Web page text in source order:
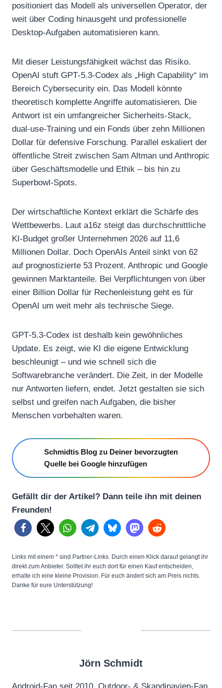
positioniert das Modell als universellen Operator, der
weit über Coding hinausgeht und professionelle
Desktop‑Aufgaben automatisieren kann.
Mit dieser Leistungsfähigkeit wächst das Risiko.
OpenAI stuft GPT‑5.3‑Codex als „High Capability“ im
Bereich Cybersecurity ein. Das Modell könnte
theoretisch komplette Angriffe automatisieren. Die
Antwort ist ein umfangreicher Sicherheits‑Stack,
dual‑use‑Training und ein Fonds über zehn Millionen
Dollar für defensive Forschung. Parallel eskaliert der
öffentliche Streit zwischen Sam Altman und Anthropic
über Geschäftsmodelle und Ethik – bis hin zu
Superbowl‑Spots.
Der wirtschaftliche Kontext erklärt die Schärfe des
Wettbewerbs. Laut a16z steigt das durchschnittliche
KI‑Budget großer Unternehmen 2026 auf 11,6
Millionen Dollar. Doch OpenAIs Anteil sinkt von 62
auf prognostizierte 53 Prozent. Anthropic und Google
gewinnen Marktanteile. Bei Verpflichtungen von über
einer Billion Dollar für Rechenleistung geht es für
OpenAI um weit mehr als technische Siege.
GPT‑5.3‑Codex ist deshalb kein gewöhnliches
Update. Es zeigt, wie KI die eigene Entwicklung
beschleunigt – und wie schnell sich die
Softwarebranche verändert. Die Zeit, in der Modelle
nur Antworten liefern, endet. Jetzt gestalten sie sich
selbst und greifen nach Aufgaben, die bisher
Menschen vorbehalten waren.
Schmidtis Blog zu Deiner bevorzugten
Quelle bei Google hinzufügen
Gefällt dir der Artikel? Dann teile ihn mit deinen
Freunden!
Links mit einem * sind Partner-Links. Durch einen Klick darauf gelangt ihr
direkt zum Anbieter. Solltet ihr euch dort für einen Kauf entscheiden,
erhalte ich eine kleine Provision. Für euch ändert sich am Preis nichts.
Danke für eure Unterstützung!
Jörn Schmidt